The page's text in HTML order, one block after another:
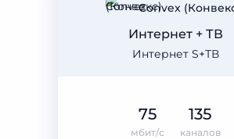
Convex
Интернет S+ТВ
Интернет + ТВ
75
мбит/с
135
каналов